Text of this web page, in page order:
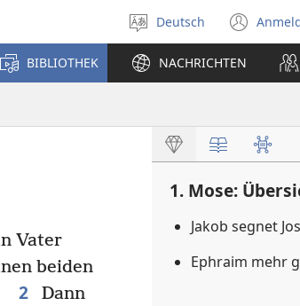
Sprache
auswählen
Deutsch
BIBLIOTHEK NACHRICHTEN
Vater
beiden
2
Dann
1. Mose:
Jakob segnet
Ephraim mehr